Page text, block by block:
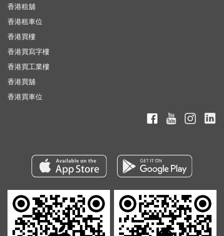
香港租舖
香港租車位
香港買樓
香港買寫字樓
香港買工業樓
香港買舖
香港買車位